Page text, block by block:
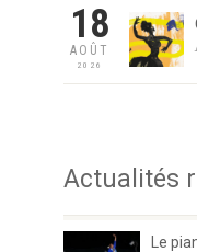
18
AOÛT
2026
Actualités
Le